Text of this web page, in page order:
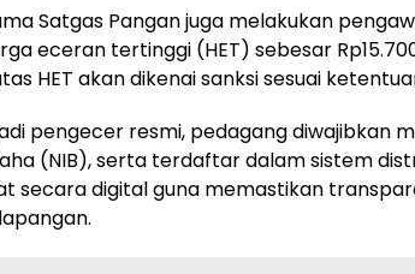
Satgas Pangan juga melakukan
eceran tertinggi (HET) sebesar
HET akan dikenai sanksi sesuai
pengecer resmi, pedagang diwajibkan
(NIB), serta terdaftar dalam sistem
secara digital guna memastikan